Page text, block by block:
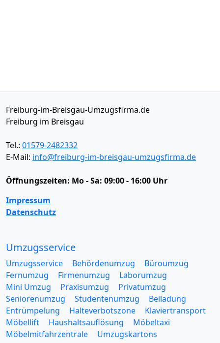
Freiburg-im-Breisgau-Umzugsfirma.de
Freiburg im Breisgau
Tel.: 01579-2482332
E-Mail: info@freiburg-im-breisgau-umzugsfirma.de
Öffnungszeiten: Mo - Sa: 09:00 - 16:00 Uhr
Impressum
Datenschutz
Umzugsservice
Umzugsservice Behördenumzug
Büroumzug
Fernumzug
Firmenumzug
Laborumzug
Mini Umzug
Praxisumzug
Privatumzug
Seniorenumzug
Studentenumzug
Beiladung
Entrümpelung
Halteverbotszone
Klaviertransport
Möbellift
Haushaltsauflösung
Möbeltaxi
Möbelmitfahrzentrale
Umzugskartons